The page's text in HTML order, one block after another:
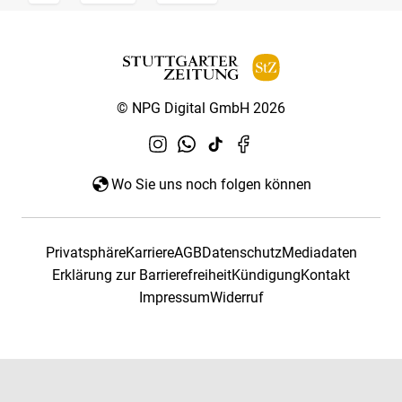
© NPG Digital GmbH 2026
Wo Sie uns noch folgen können
PrivatsphäreKarriereAGBDatenschutzMediadaten
Erklärung zur BarrierefreiheitKündigungKontakt
ImpressumWiderruf